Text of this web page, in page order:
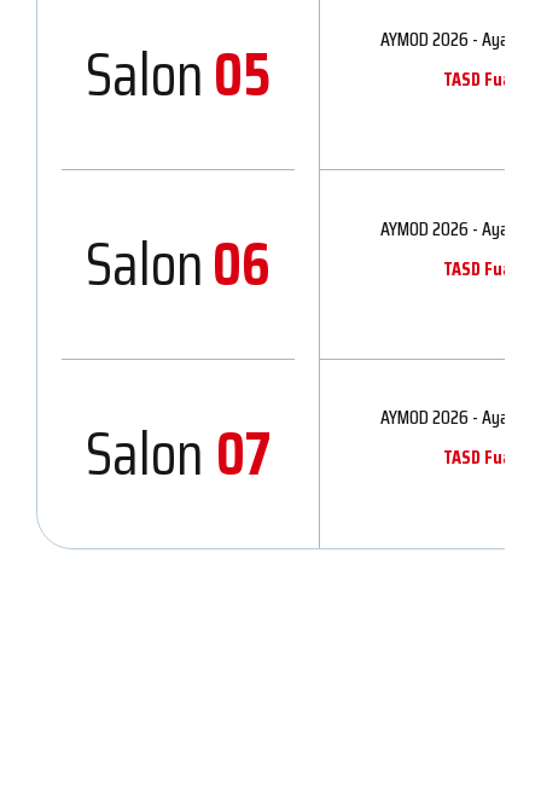
Salon05
AYMOD 2026 -
TASD
Salon06
AYMOD 2026 -
TASD
Salon07
AYMOD 2026 -
TASD